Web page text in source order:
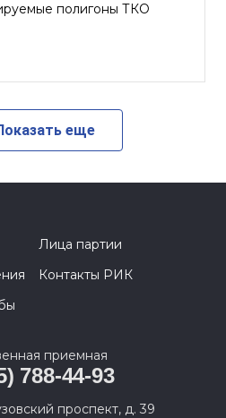
полигоны ТКО
еще
Лица партии
Контакты РИК
приемная
788-44-93
проспект, д. 39